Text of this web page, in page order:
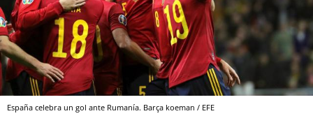
España celebra un gol ante Rumanía. Barça koeman / EFE